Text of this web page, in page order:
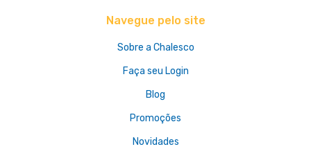
Navegue pelo site
Sobre a Chalesco
Faça seu Login
Blog
Promoções
Novidades